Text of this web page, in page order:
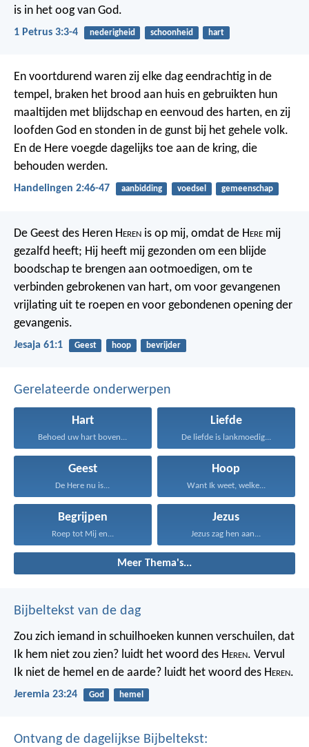
is in het oog van God.
1 Petrus 3:3-4 nederigheid schoonheid hart
En voortdurend waren zij elke dag eendrachtig in de
tempel, braken het brood aan huis en gebruikten hun
maaltijden met blijdschap en eenvoud des harten, en zij
loofden God en stonden in de gunst bij het gehele volk.
En de Here voegde dagelijks toe aan de kring, die
behouden werden.
Handelingen 2:46-47 aanbidding voedsel gemeenschap
De Geest des Heren Heren is op mij, omdat de Here mij
gezalfd heeft; Hij heeft mij gezonden om een blijde
boodschap te brengen aan ootmoedigen, om te
verbinden gebrokenen van hart, om voor gevangenen
vrijlating uit te roepen en voor gebondenen opening der
gevangenis.
Jesaja 61:1 Geest hoop bevrijder
Gerelateerde onderwerpen
Hart
Behoed uw hart boven...
Liefde
De liefde is lankmoedig...
Geest
De Here nu is...
Hoop
Want Ik weet, welke...
Begrijpen
Roep tot Mij en...
Jezus
Jezus zag hen aan...
Meer Thema's...
Bijbeltekst van de dag
Zou zich iemand in schuilhoeken kunnen verschuilen, dat
Ik hem niet zou zien? luidt het woord des Heren. Vervul
Ik niet de hemel en de aarde? luidt het woord des Heren.
Jeremia 23:24 God hemel
Ontvang de dagelijkse Bijbeltekst: